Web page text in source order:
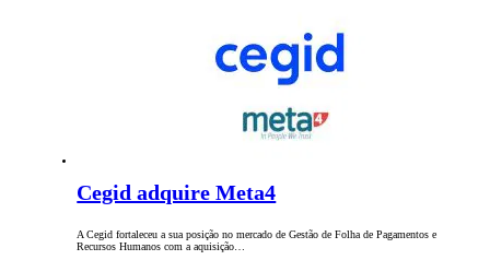
Cegid adquire Meta4
A Cegid fortaleceu a sua posição no mercado de Gestão de Folha de Pagamentos e
Recursos Humanos com a aquisição…